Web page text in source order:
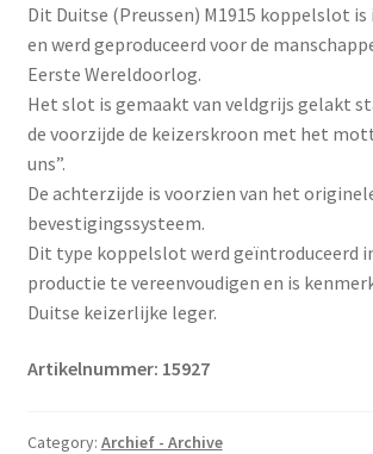
Dit Duitse (Preussen) M1915 koppelslot
en werd geproduceerd voor de
Eerste Wereldoorlog.
Het slot is gemaakt van veldgrijs gelakt
de voorzijde de keizerskroon met het
uns”.
De achterzijde is voorzien van het
bevestigingssysteem.
Dit type koppelslot werd geïntroduceerd
productie te vereenvoudigen en is
Duitse keizerlijke leger.
Artikelnummer: 15927
Category: Archief - Archive